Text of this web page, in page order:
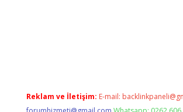
Reklam ve İletişim: E-mail: